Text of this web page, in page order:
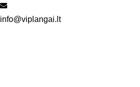
info@viplangai.lt